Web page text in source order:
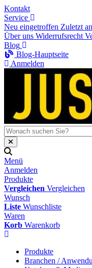
Kontakt
Service
Neu eingetroffen Zuletzt
Über uns Widerrufsrecht
Blog
Blog-Hauptseite
Anmelden
Menü
Anmelden
Produkte
Vergleichen Vergleichen
Wunsch
Liste Wunschliste
Waren
Korb Warenkorb
Produkte
Branchen /